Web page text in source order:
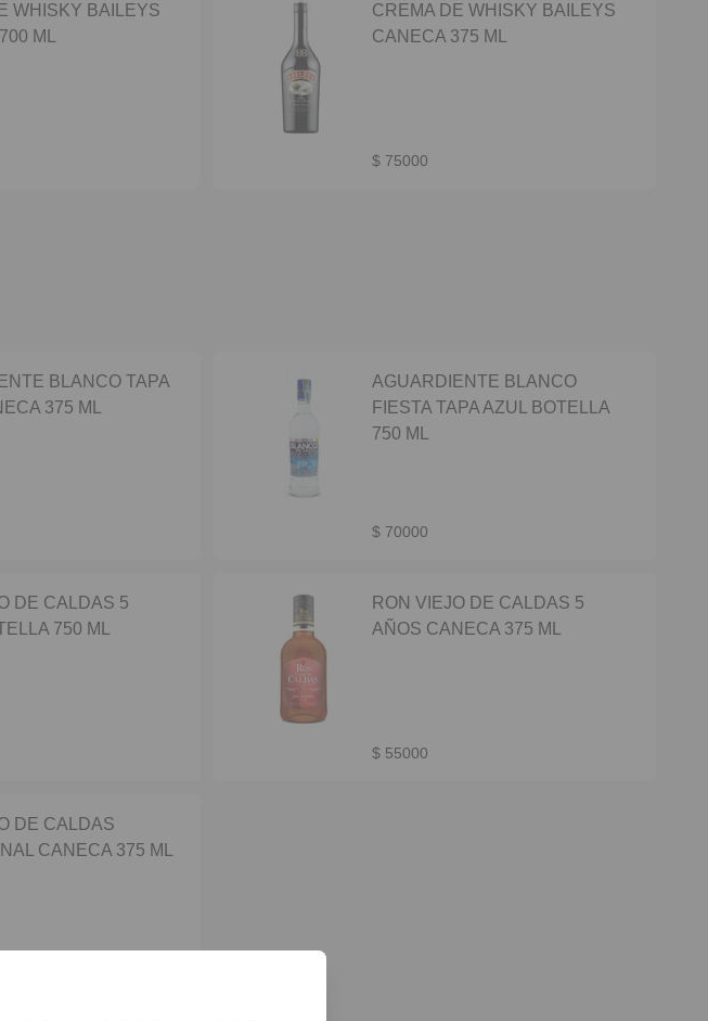
WHISKY BAILEYS
ML
CREMA DE WHISKY BAILEYS
CANECA 375 ML
$ 75000
BLANCO TAPA
375 ML
AGUARDIENTE BLANCO
FIESTA TAPA AZUL BOTELLA
750 ML
$ 70000
DE CALDAS 5
750 ML
RON VIEJO DE CALDAS 5
AÑOS CANECA 375 ML
$ 55000
DE CALDAS
CANECA 375 ML